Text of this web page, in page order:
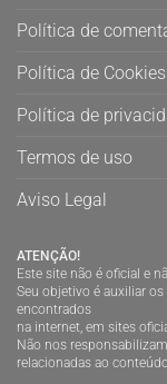
Política de
Política de Cookies
Política de
Termos de uso
Aviso Legal
ATENÇÃO!
Este site não é oficial e
Seu objetivo é auxiliar
encontrados
na internet, em sites
Não nos
relacionadas ao